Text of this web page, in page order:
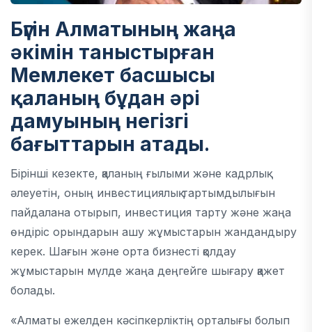
Бүгін Алматының жаңа
әкімін таныстырған
Мемлекет басшысы
қаланың бұдан әрі
дамуының негізгі
бағыттарын атады.
Бірінші кезекте, қаланың ғылыми және кадрлық
әлеуетін, оның инвестициялық тартымдылығын
пайдалана отырып, инвестиция тарту және жаңа
өндіріс орындарын ашу жұмыстарын жандандыру
керек. Шағын және орта бизнесті қолдау
жұмыстарын мүлде жаңа деңгейге шығару қажет
болады.
«Алматы ежелден кәсіпкерліктің орталығы болып